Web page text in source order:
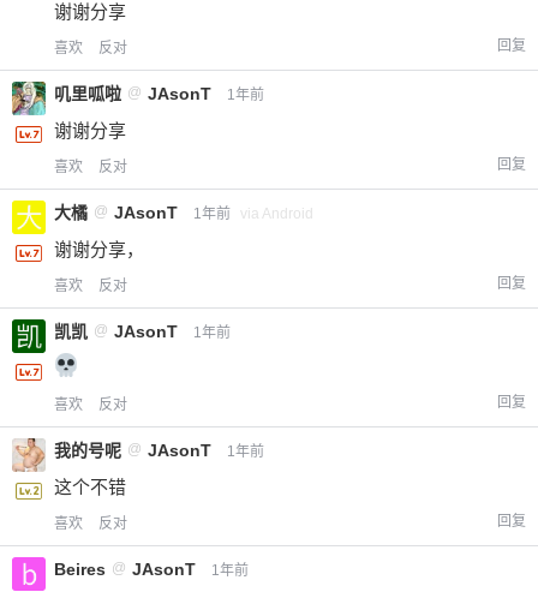
谢谢分享
喜欢 反对 回复
叽里呱啦 @ JAsonT 1年前
谢谢分享
喜欢 反对 回复
大橘 @ JAsonT 1年前 via Android
谢谢分享，
喜欢 反对 回复
凯凯 @ JAsonT 1年前
喜欢 反对 回复
我的号呢 @ JAsonT 1年前
这个不错
喜欢 反对 回复
Beires @ JAsonT 1年前